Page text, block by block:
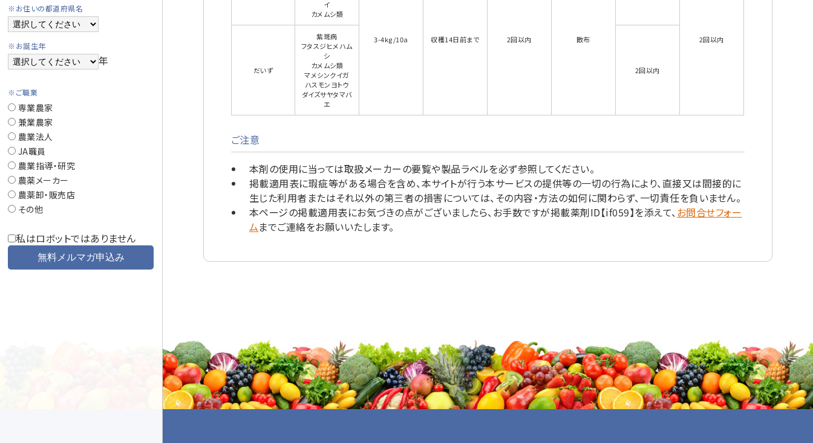
※お住いの都道府県名
※お誕生年
年
※ご職業
専業農家
兼業農家
農業法人
JA職員
農業指導・研究
農薬メーカー
農薬卸・販売店
その他
私はロボットではありません
イ
カメムシ類
3-4kg/10a 収穫14日前まで 2回以内 散布 2回以内
だいず
紫斑病
フタスジヒメハム
シ
カメムシ類
マメシンクイガ
ハスモンヨトウ
ダイズサヤタマバ
エ
2回以内
ご注意
本剤の使用に当っては取扱メーカーの要覧や製品ラベルを必ず参照してください。
掲載適用表に瑕疵等がある場合を含め、本サイトが行う本サービスの提供等の一切の行為により、直接又は間接的に
生じた利用者またはそれ以外の第三者の損害については、その内容・方法の如何に関わらず、一切責任を負いません。
本ページの掲載適用表にお気づきの点がございましたら、お手数ですが掲載薬剤ID【if059】を添えて、お問合せフォー
ムまでご連絡をお願いいたします。